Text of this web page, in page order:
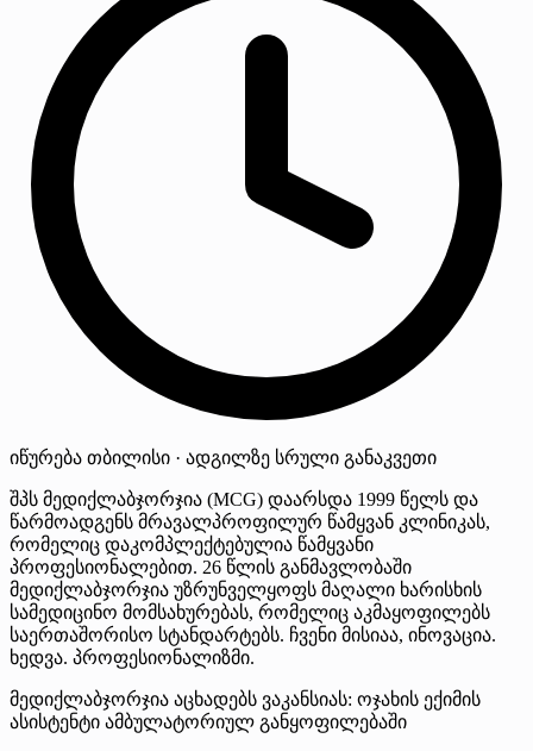
იწურება თბილისი · ადგილზე სრული განაკვეთი
შპს მედიქლაბჯორჯია (MCG) დაარსდა 1999 წელს და
წარმოადგენს მრავალპროფილურ წამყვან კლინიკას,
რომელიც დაკომპლექტებულია წამყვანი
პროფესიონალებით. 26 წლის განმავლობაში
მედიქლაბჯორჯია უზრუნველყოფს მაღალი ხარისხის
სამედიცინო მომსახურებას, რომელიც აკმაყოფილებს
საერთაშორისო სტანდარტებს. ჩვენი მისიაა, ინოვაცია.
ხედვა. პროფესიონალიზმი.
მედიქლაბჯორჯია აცხადებს ვაკანსიას: ოჯახის ექიმის
ასისტენტი ამბულატორიულ განყოფილებაში